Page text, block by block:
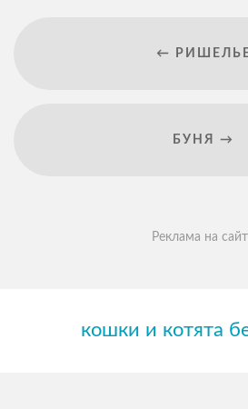
←
БУНЯ →
Реклама на
кошки и котята